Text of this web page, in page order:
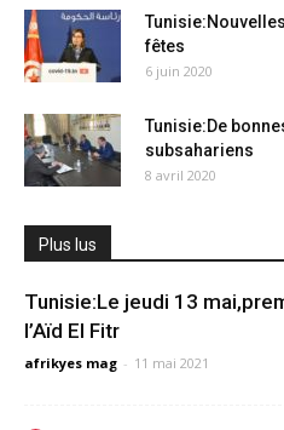
fêtes
6 juin 2020
Tunisie:De
subsahariens
8 avril 2020
Plus lus
Tunisie:Le jeudi 13
l’Aïd El Fitr
afrikyes mag - 11 mai 2021